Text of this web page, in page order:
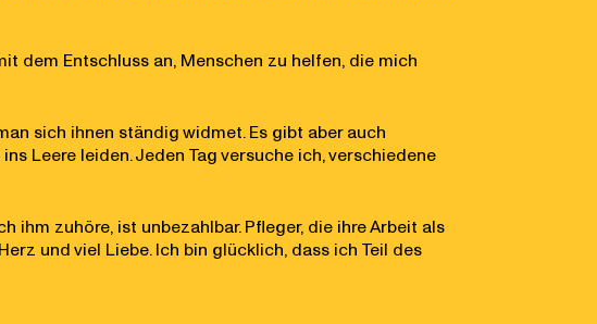
dem Entschluss an, Menschen zu helfen, die mich
sich ihnen ständig widmet. Es gibt aber auch
Leere leiden. Jeden Tag versuche ich, verschiedene
ihm zuhöre, ist unbezahlbar. Pfleger, die ihre Arbeit als
und viel Liebe. Ich bin glücklich, dass ich Teil des